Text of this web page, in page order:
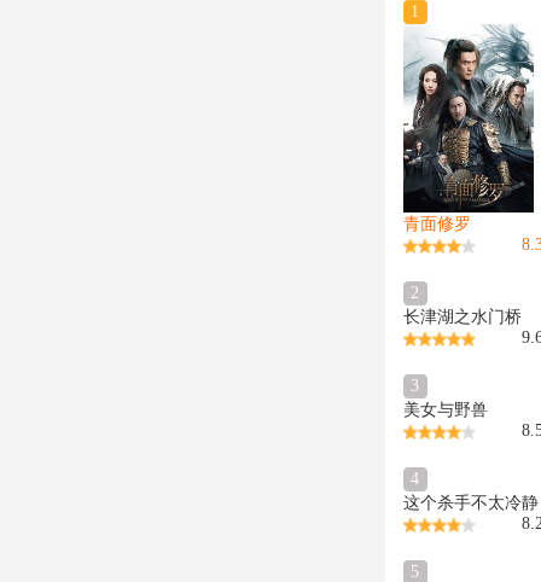
1
青面修罗
2
长津湖之水门桥
3
美女与野兽
4
这个杀手不太冷静
5